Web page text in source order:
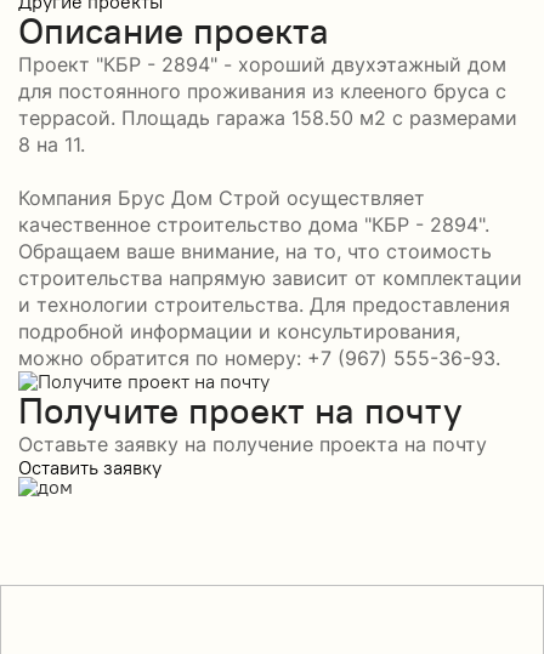
Описание проекта
Проект "КБР - 2894" - хороший двухэтажный дом
для постоянного проживания из клееного бруса с
террасой. Площадь гаража 158.50 м2 с размерами
8 на 11.
Компания Брус Дом Строй осуществляет
качественное строительство дома "КБР - 2894".
Обращаем ваше внимание, на то, что стоимость
строительства напрямую зависит от комплектации
и технологии строительства. Для предоставления
подробной информации и консультирования,
можно обратится по номеру: +7 (967) 555-36-93.
Получите проект на почту
Оставьте заявку на получение проекта на почту
Оставить заявку